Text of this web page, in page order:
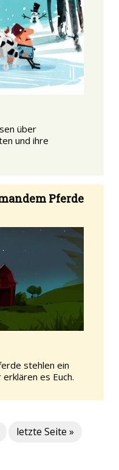
über
und ihre
Pferde
stehlen ein
es Euch.
letzte Seite »